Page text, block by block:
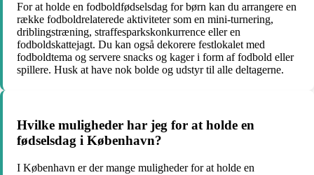
For at holde en fodboldfødselsdag for børn kan du arrangere en
række fodboldrelaterede aktiviteter som en mini-turnering,
driblingstræning, straffesparkskonkurrence eller en
fodboldskattejagt. Du kan også dekorere festlokalet med
fodboldtema og servere snacks og kager i form af fodbold eller
spillere. Husk at have nok bolde og udstyr til alle deltagerne.
Hvilke muligheder har jeg for at holde en
fødselsdag i København?
I København er der mange muligheder for at holde en